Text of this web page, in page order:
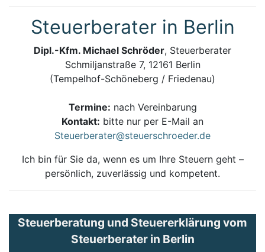
Steuerberater in Berlin
Dipl.-Kfm. Michael Schröder, Steuerberater
Schmiljanstraße 7, 12161 Berlin
(Tempelhof-Schöneberg / Friedenau)
Termine: nach Vereinbarung
Kontakt: bitte nur per E-Mail an
Steuerberater@steuerschroeder.de
Ich bin für Sie da, wenn es um Ihre Steuern geht –
persönlich, zuverlässig und kompetent.
Steuerberatung und Steuererklärung vom
Steuerberater in Berlin